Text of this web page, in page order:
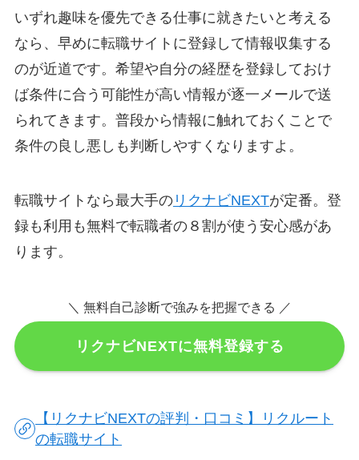
いずれ趣味を優先できる仕事に就きたいと考える
なら、早めに転職サイトに登録して情報収集する
のが近道です。希望や自分の経歴を登録しておけ
ば条件に合う可能性が高い情報が逐一メールで送
られてきます。普段から情報に触れておくことで
条件の良し悪しも判断しやすくなりますよ。
転職サイトなら最大手のリクナビNEXTが定番。登
録も利用も無料で転職者の８割が使う安心感があ
ります。
＼ 無料自己診断で強みを把握できる ／
リクナビNEXTに無料登録する
【リクナビNEXTの評判・口コミ】リクルート
の転職サイト